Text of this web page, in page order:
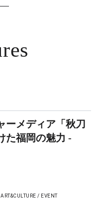
ーメディア「秋刀
た福岡の魅力 -
ART&CULTURE / EVENT